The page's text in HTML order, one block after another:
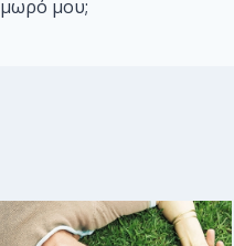
μωρό μου;